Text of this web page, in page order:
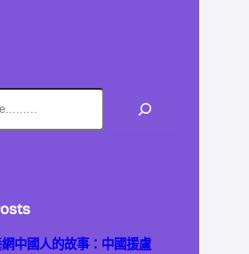
中國人的故事：中國援盧